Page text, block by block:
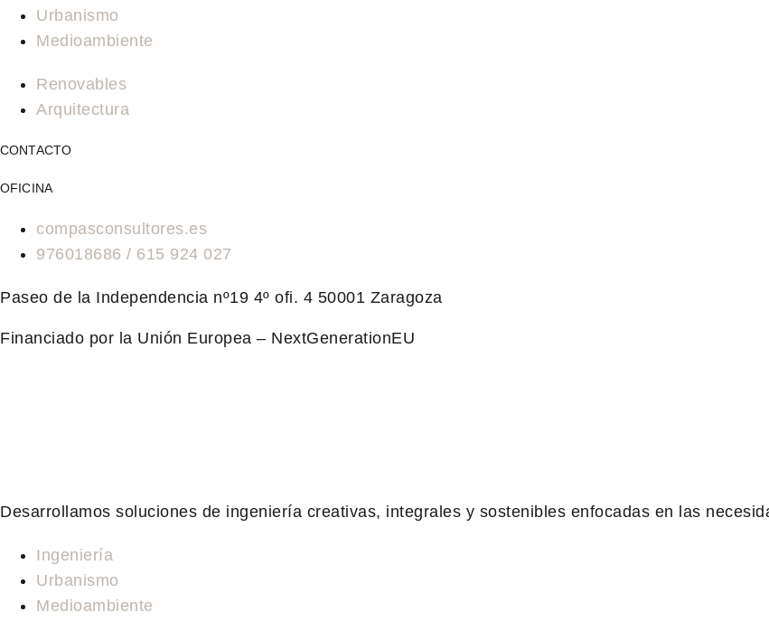
Urbanismo
Medioambiente
Renovables
Arquitectura
CONTACTO
OFICINA
compasconsultores.es
976018686 / 615 924 027
Paseo de la Independencia nº19 4º ofi. 4 50001 Zaragoza
Financiado por la Unión Europea – NextGenerationEU
Desarrollamos soluciones de ingeniería creativas, integrales y sostenibles enfocadas en las
Ingeniería
Urbanismo
Medioambiente